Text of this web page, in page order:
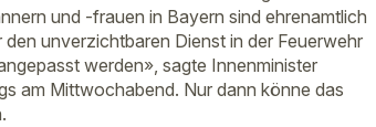
und -frauen in Bayern sind ehrenamtlich
unverzichtbaren Dienst in der Feuerwehr
werden», sagte Innenminister
am Mittwochabend. Nur dann könne das